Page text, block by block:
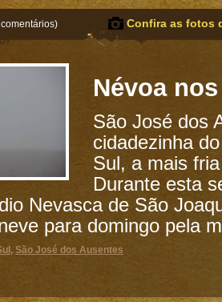
) Confira as fotos
Névoa
São José dos
cidadezinha
Sul, a mais
Durante esta
Nevasca de São
para domingo pela
, São José dos Ausentes